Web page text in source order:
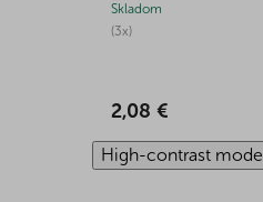
(3x)
Skladom
2,08 €
High-contrast mode